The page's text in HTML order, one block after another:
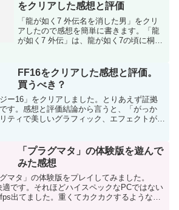
をクリアした感想と評価
「龍が如く7 外伝名を消した男」をクリ
アしたので感想を簡単に書きます。「龍
が如く7 外伝」は、龍が如く7の頃に桐生
コミカルな部分がありましたが、外伝は7
よりも少し重い...
FF16をクリアした感想と評価。
買うべき？
ー16」をクリアしました。とりあえず証拠
す。感想と評価結論から言うと、「がっか
ティで美しいグラフィック、エフェクトが派
「プラグマタ」の体験版を遊んで
みた感想
マタ」の体験版をプレイしてみました。
適です。それほどハイスペックなPCではない
出てました。重くてカクカクするようなこ